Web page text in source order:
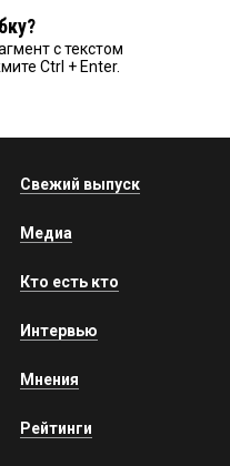
с текстом
Ctrl + Enter.
Свежий выпуск
Медиа
Кто есть кто
Интервью
Мнения
Рейтинги